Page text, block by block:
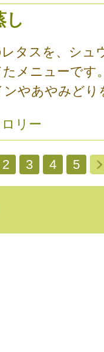
し
タスを、シュ
たメニューです
やあやみどり
リー
2 3 4 5